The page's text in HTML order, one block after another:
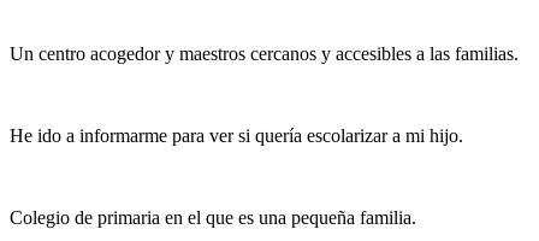
Un centro acogedor y maestros cercanos y accesibles a las familias.
He ido a informarme para ver si quería escolarizar a mi hijo.
Colegio de primaria en el que es una pequeña familia.